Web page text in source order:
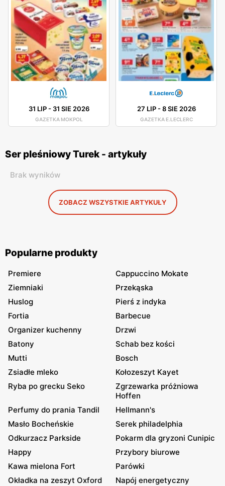
31 LIP- 31 SIE 2026
GAZETKA MOKPOL
27 LIP-8 SIE 2026
GAZETKA E.LECLERC
Ser pleśniowy Turek - artykuły
Brak wyników
ZOBACZ WSZYSTKIE ARTYKUŁY
Popularne produkty
Premiere
Cappuccino Mokate
Ziemniaki
Przekąska
Huslog
Pierś z indyka
Fortia
Barbecue
Organizer kuchenny
Drzwi
Batony
Schab bez kości
Mutti
Bosch
Zsiadłe mleko
Kołozeszyt Kayet
Ryba po grecku Seko
Zgrzewarka próżniowa
Hoffen
Perfumy do prania Tandil
Hellmann's
Masło Bocheńskie
Serek philadelphia
Odkurzacz Parkside
Pokarm dla gryzoni Cunipic
Happy
Przybory biurowe
Kawa mielona Fort
Parówki
Okładka na zeszyt Oxford
Napój energetyczny